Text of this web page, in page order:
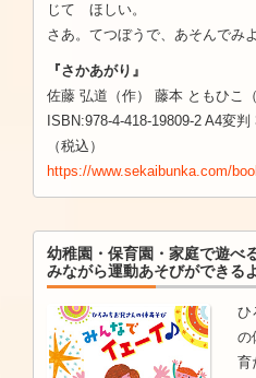
じて ほしい。
さあ。てつぼうで、あそんでみ
『さかあがり』
佐藤 弘道（作） 藤本 ともひこ（
ISBN:978-4-418-19809-2 A4変
（税込）
https://www.sekaibunka.com/
幼稚園・保育園・家庭で遊べ
みながら運動あそびができる
ひ
の
育